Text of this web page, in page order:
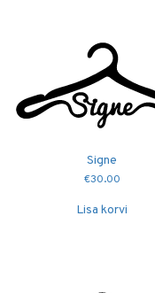
Signe
€30.00
Lisa korvi